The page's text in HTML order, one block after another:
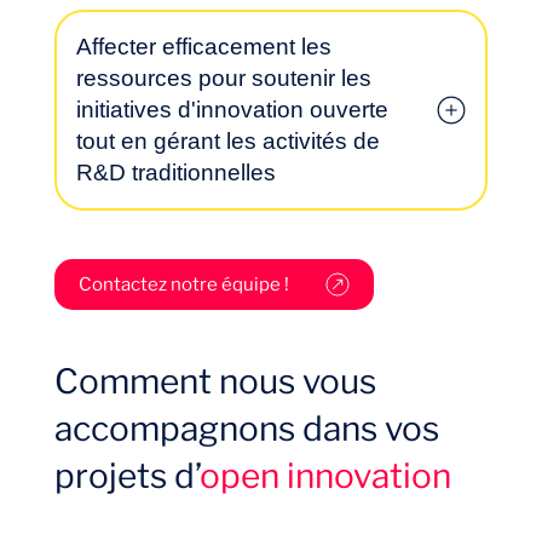
Envie d’embarquer ?
Journal de Bord
? Quels sont les industries ou les secteurs
qui disposent d’une expertise ou de
ressources complémentaires susceptibles
de renforcer nos efforts d’innovation ? Qui
Affecter efficacement les
ressources pour soutenir les
initiatives d'innovation ouverte
tout en gérant les activités de
R&D traditionnelles
Contactez notre équipe !
Comment nous vous
accompagnons dans vos
projets d’open innovation